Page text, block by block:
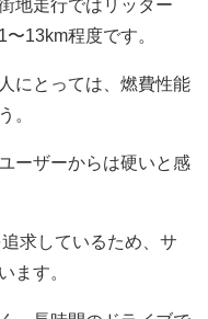
地走行ではリッター
13km程度です。
にとっては、燃費性能
。
ーザーからは硬いと感
求しているため、サ
ます。